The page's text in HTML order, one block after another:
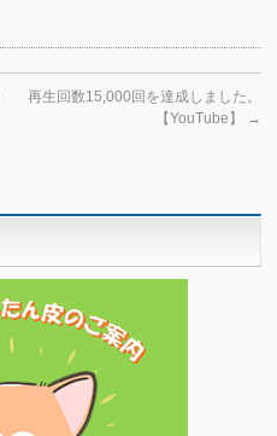
再生回数15,000回を達成しました。
【YouTube】
→